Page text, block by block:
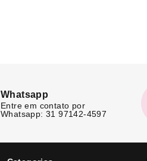
Whatsapp
Entre em contato por
Whatsapp: 31 97142-4597